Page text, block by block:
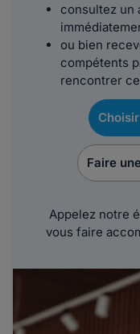
consultez un
ou bien
compétents
rencontrer
Faire
Appelez notre
vous faire